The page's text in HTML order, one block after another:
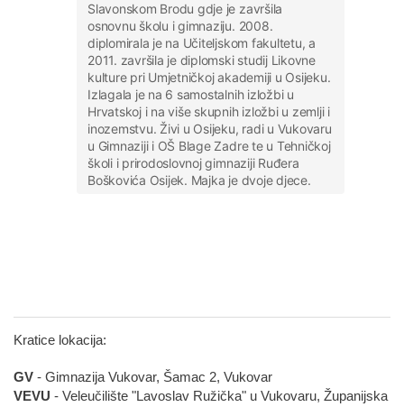
Slavonskom Brodu gdje je završila
osnovnu školu i gimnaziju. 2008.
diplomirala je na Učiteljskom fakultetu, a
2011. završila je diplomski studij Likovne
kulture pri Umjetničkoj akademiji u Osijeku.
Izlagala je na 6 samostalnih izložbi u
Hrvatskoj i na više skupnih izložbi u zemlji i
inozemstvu. Živi u Osijeku, radi u Vukovaru
u Gimnaziji i OŠ Blage Zadre te u Tehničkoj
školi i prirodoslovnoj gimnaziji Ruđera
Boškovića Osijek. Majka je dvoje djece.
Kratice lokacija:
GV - Gimnazija Vukovar, Šamac 2, Vukovar
VEVU - Veleučilište "Lavoslav Ružička" u Vukovaru, Županijska